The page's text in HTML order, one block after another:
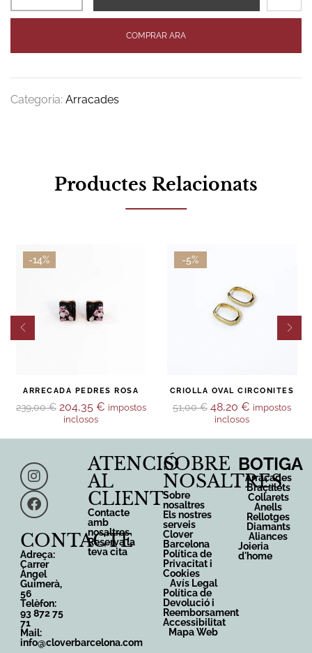
COMPRAR ARA
Categoria: Arracades
Productes Relacionats
-14%
ARRECADA PEDRES ROSA
239,00€ 204,35 € impostos
inclosos
-5%
CRIOLLA OVAL CIRCONITES
51,00€ 48,20 € impostos
inclosos
CONTACTE
Adreça:
Carrer
Àngel
Guimerà,
56
Telèfon:
93 872 75
71
Mail:
info@cloverbarcelona.com
ATENCIÓ
AL
CLIENT
Contacte
amb
nosaltres
Reserva la
teva cita
SOBRE
NOSALTRES
Sobre
nosaltres
Els nostres
serveis
Clover
Barcelona
Política de
Privacitat i
Cookies
Avís Legal
Política de
Devolució i
Reemborsament
Accessibilitat
Mapa Web
BOTIGA
Arracades
Braçalets
Collarets
Anells
Rellotges
Diamants
Aliances
Joieria
d'home